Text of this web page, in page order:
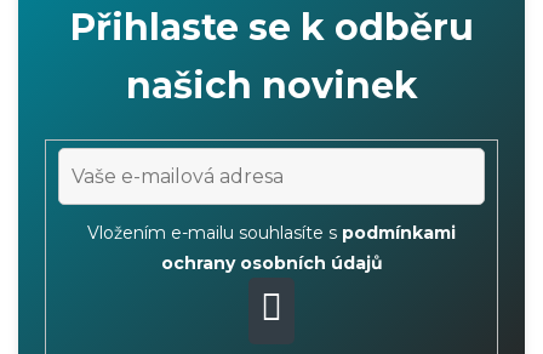
i
u
Přihlaste se k odběru
našich novinek
Vložením e-mailu souhlasíte s podmínkami
ochrany osobních údajů
PŘIHLÁSIT